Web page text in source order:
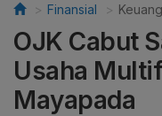
Finansial
OJK Cabut
Usaha
Mayapada